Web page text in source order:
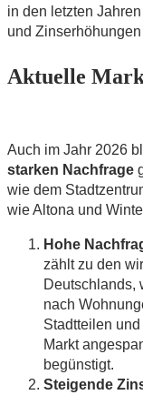
in den letzten
und Zinserhöhungen
Aktuelle
Auch im Jahr 2026
starken Nachfrage
wie dem
wie Altona und
Hohe
zählt zu den
Deutschlands,
nach
Stadtteilen
Markt
begünstigt.
Steigende